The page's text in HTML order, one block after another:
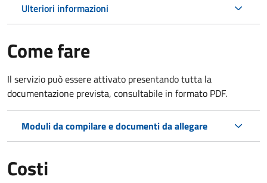
Ulteriori informazioni
Come fare
Il servizio può essere attivato presentando tutta la
documentazione prevista, consultabile in formato PDF.
Moduli da compilare e documenti da allegare
Costi